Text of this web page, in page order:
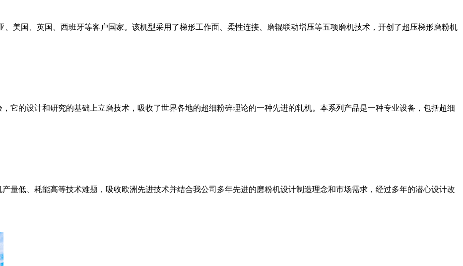
美国、英国、西班牙等客户国家。该机型采用了梯形工作面、柔性连接、磨辊联动增压等五项磨机技术，开创了超压梯形磨粉机
它的设计和研究的基础上立磨技术，吸收了世界各地的超细粉碎理论的一种先进的轧机。本系列产品是一种专业设备，包括超细
量低、耗能高等技术难题，吸收欧洲先进技术并结合我公司多年先进的磨粉机设计制造理念和市场需求，经过多年的潜心设计改